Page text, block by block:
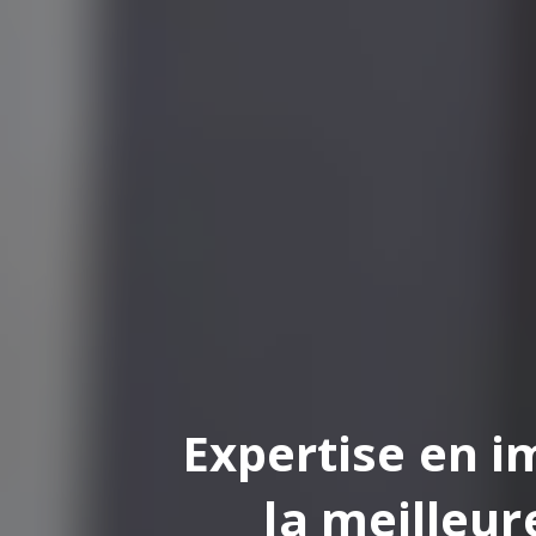
en
la meilleure finition